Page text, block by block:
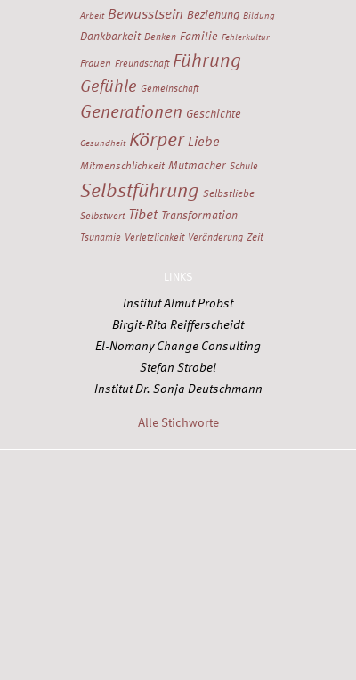
Arbeit Bewusstsein Beziehung Bildung
Dankbarkeit Denken Familie Fehlerkultur
Frauen Freundschaft Führung
Gefühle Gemeinschaft
Generationen Geschichte
Gesundheit KörperLiebe
Mitmenschlichkeit Mutmacher Schule
Selbstführung Selbstliebe
Selbstwert Tibet Transformation
Tsunamie Verletzlichkeit Veränderung Zeit
LINKS
Institut Almut Probst
Birgit-Rita Reifferscheidt
El-Nomany Change Consulting
Stefan Strobel
Institut Dr. Sonja Deutschmann
Alle Stichworte